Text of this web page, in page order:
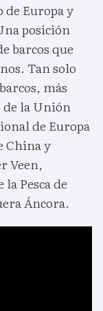
de Europa y
posición
barcos que
Tan solo
más
de la Unión
de Europa
China y
Veen,
Pesca de
Áncora.